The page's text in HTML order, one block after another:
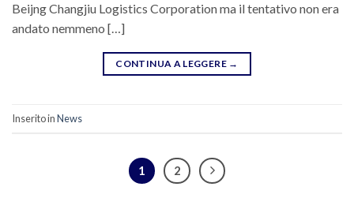
Beijng Changjiu Logistics Corporation ma il tentativo non era
andato nemmeno […]
CONTINUA A LEGGERE →
Inserito inNews
1 2